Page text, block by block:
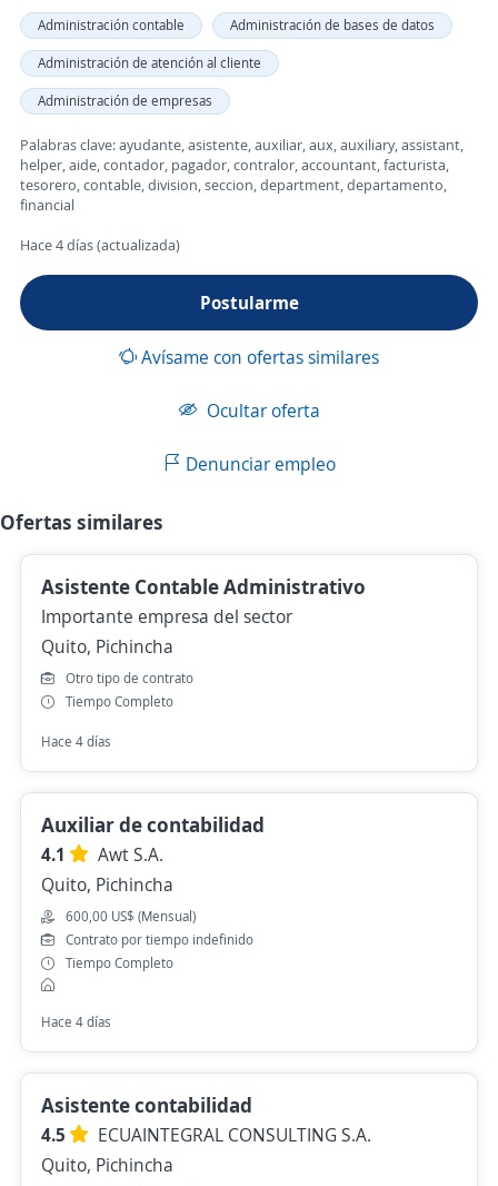
Administración contable
Administración de bases de datos
Administración de atención al cliente
Administración de empresas
Palabras clave: ayudante, asistente, auxiliar, aux, auxiliary, assistant,
helper, aide, contador, pagador, contralor, accountant, facturista,
tesorero, contable, division, seccion, department, departamento,
financial
Hace 4 días (actualizada)
Postularme
Avísame con ofertas similares
Ocultar oferta
Denunciar empleo
Ofertas similares
Asistente Contable Administrativo
Importante empresa del sector
Quito, Pichincha
Otro tipo de contrato
Tiempo Completo
Hace 4 días
Auxiliar de contabilidad
4.1
Awt S.A.
Quito, Pichincha
600,00 US$ (Mensual)
Contrato por tiempo indefinido
Tiempo Completo
Hace 4 días
Asistente contabilidad
4.5
ECUAINTEGRAL CONSULTING S.A.
Quito, Pichincha